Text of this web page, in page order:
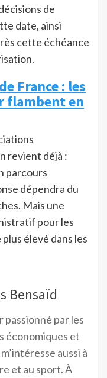
de
date, ainsi
cette échéance
France : les
flambent en
revient déjà :
parcours
dépendra du
Mais une
pour les
élevé dans les
Bensaïd
passionné par les
économiques et
aussi à
et au sport. À